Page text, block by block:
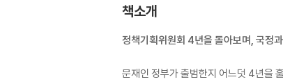
책소개
정책기획위원회 4년을 돌아보며, 국정
문재인 정부가 출범한지 어느덧 4년을